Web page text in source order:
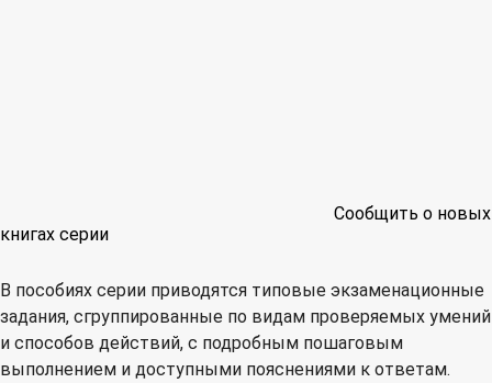
Сообщить о новых
книгах серии
В пособиях серии приводятся типовые экзаменационные
задания, сгруппированные по видам проверяемых умений
и способов действий, с подробным пошаговым
выполнением и доступными пояснениями к ответам.